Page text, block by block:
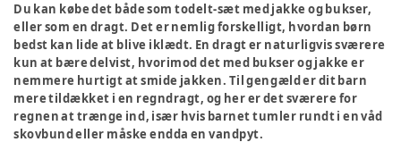
Du kan købe det både som todelt-sæt med jakke og bukser,
eller som en dragt. Det er nemlig forskelligt, hvordan børn
bedst kan lide at blive iklædt. En dragt er naturligvis sværere
kun at bære delvist, hvorimod det med bukser og jakke er
nemmere hurtigt at smide jakken. Til gengæld er dit barn
mere tildækket i en regndragt, og her er det sværere for
regnen at trænge ind, især hvis barnet tumler rundt i en våd
skovbund eller måske endda en vandpyt.